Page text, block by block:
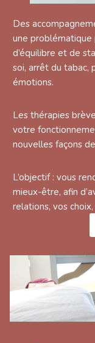
Des
une
d’équilibre et de
soi, arrêt du tabac,
émotions.
Les thérapies
votre
nouvelles façons
L’objectif : vous
mieux-être, afin
relations, vos